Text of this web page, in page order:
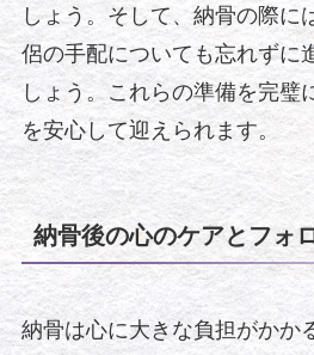
しょう。そして、納骨の際に
侶の手配についても忘れずに
しょう。これらの準備を完璧
を安心して迎えられます。
納骨後の心のケアとフォ
納骨は心に大きな負担がかか